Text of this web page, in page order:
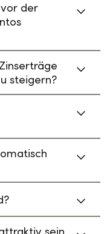
der
steigern?